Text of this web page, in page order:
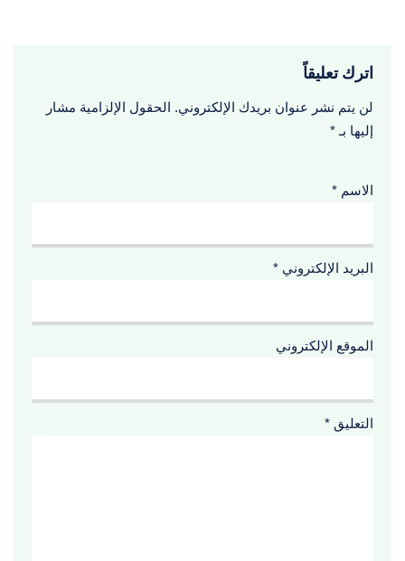
اترك تعليقاً
لن يتم نشر عنوان بريدك الإلكتروني. الحقول الإلزامية مشار
إليها بـ *
الاسم *
البريد الإلكتروني *
الموقع الإلكتروني
التعليق *